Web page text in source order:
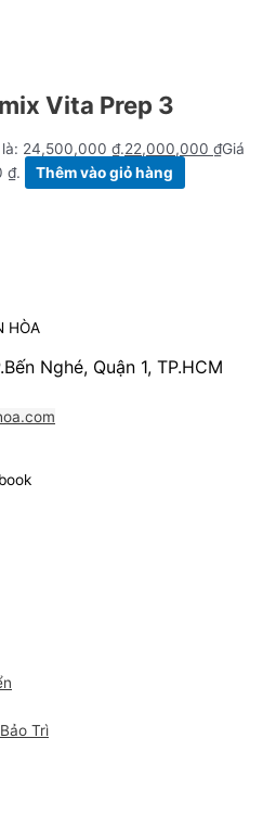
Vita Prep 3
là: 24,500,000 ₫.22,000,000 ₫Giá
₫.
Thêm vào giỏ hàng
HÒA
Nghé, Quận 1, TP.HCM
Trì